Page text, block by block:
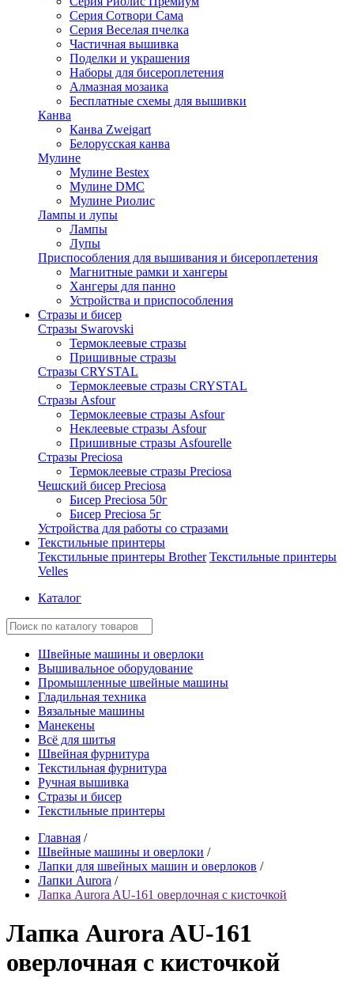
Серия Сотвори Сама
Серия Веселая пчелка
Частичная вышивка
Поделки и украшения
Наборы для бисероплетения
Алмазная мозаика
Бесплатные схемы для вышивки
Канва
Канва Zweigart
Белорусская канва
Мулине
Мулине Bestex
Мулине DMC
Мулине Риолис
Лампы и лупы
Лампы
Лупы
Приспособления для вышивания и бисероплетения
Магнитные рамки и хангеры
Хангеры для панно
Устройства и приспособления
Стразы и бисер
Стразы Swarovski
Термоклеевые стразы
Пришивные стразы
Стразы CRYSTAL
Термоклеевые стразы CRYSTAL
Стразы Asfour
Термоклеевые стразы Asfour
Неклеевые стразы Asfour
Пришивные стразы Asfourelle
Стразы Preciosa
Термоклеевые стразы Preciosa
Чешский бисер Preciosa
Бисер Preciosa 50г
Бисер Preciosa 5г
Устройства для работы со стразами
Текстильные принтеры
Текстильные принтеры Brother Текстильные принтеры
Velles
Каталог
Швейные машины и оверлоки
Вышивальное оборудование
Промышленные швейные машины
Гладильная техника
Вязальные машины
Манекены
Всё для шитья
Швейная фурнитура
Текстильная фурнитура
Ручная вышивка
Стразы и бисер
Текстильные принтеры
Главная /
Швейные машины и оверлоки /
Лапки для швейных машин и оверлоков /
Лапки Aurora /
Лапка Aurora AU-161 оверлочная с кисточкой
Лапка Aurora AU-161
оверлочная с кисточкой